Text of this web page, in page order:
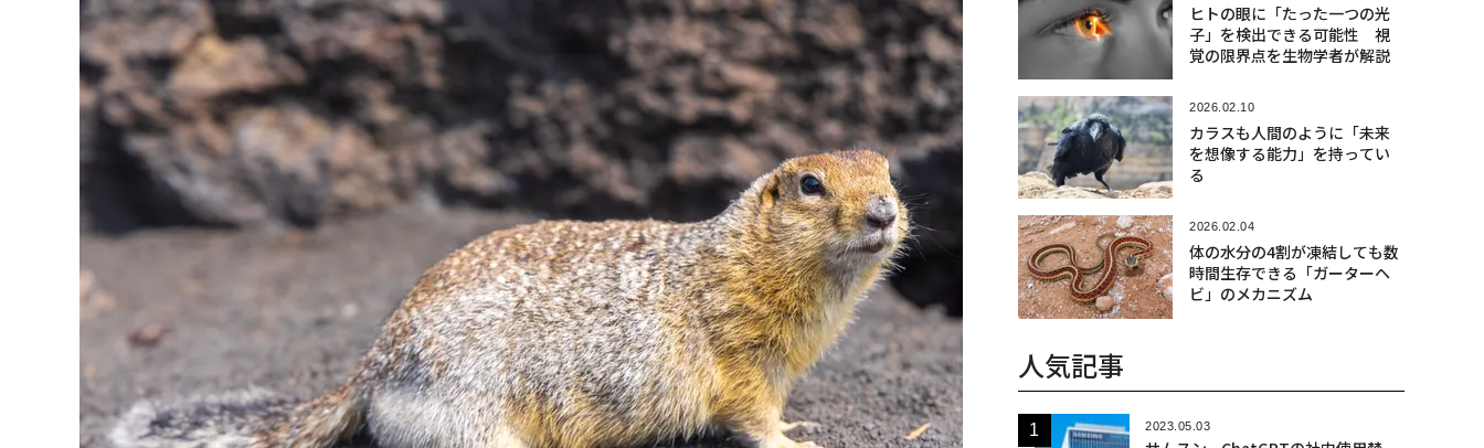
ヒトの眼に「たった一つの光
子」を検出できる可能性 視
覚の限界点を生物学者が解説
2026.02.10
カラスも人間のように「未来
を想像する能力」を持ってい
る
2026.02.04
体の水分の4割が凍結しても数
時間生存できる「ガーターヘ
ビ」のメカニズム
人気記事
2023.05.03